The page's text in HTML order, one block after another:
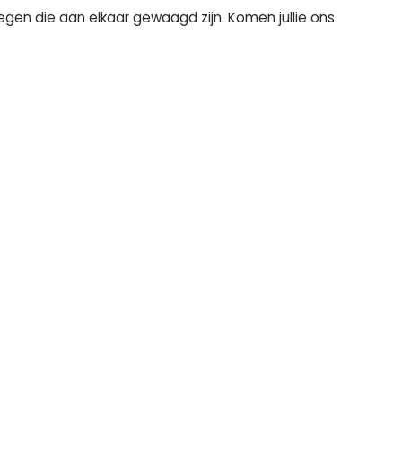
die aan elkaar gewaagd zijn. Komen jullie ons